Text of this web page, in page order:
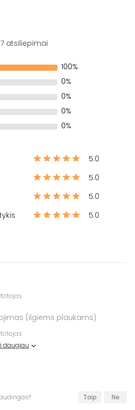
7 atsiliepimai
100%
0%
0%
0%
0%
5.0
5.0
5.0
5.0
(ilgiems plaukams)
daugiau
Taip Ne